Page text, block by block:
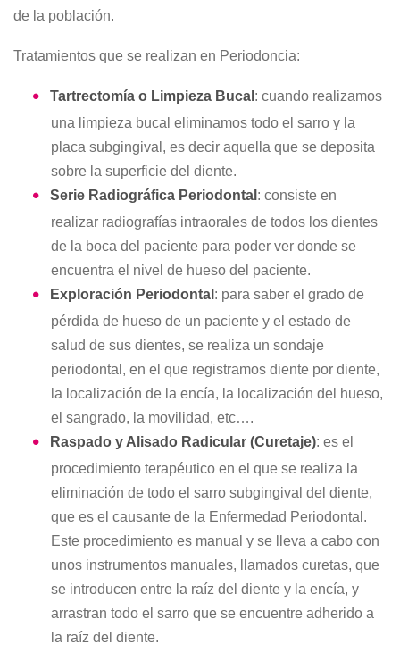
de la población.
Tratamientos que se realizan en Periodoncia:
Tartrectomía o Limpieza Bucal : cuando realizamos
una limpieza bucal eliminamos todo el sarro y la
placa subgingival, es decir aquella que se deposita
sobre la superficie del diente.
Serie Radiográfica Periodontal : consiste en
realizar radiografías intraorales de todos los dientes
de la boca del paciente para poder ver donde se
encuentra el nivel de hueso del paciente.
Exploración Periodontal : para saber el grado de
pérdida de hueso de un paciente y el estado de
salud de sus dientes, se realiza un sondaje
periodontal, en el que registramos diente por diente,
la localización de la encía, la localización del hueso,
el sangrado, la movilidad, etc….
Raspado y Alisado Radicular (Curetaje): es el
procedimiento terapéutico en el que se realiza la
eliminación de todo el sarro subgingival del diente,
que es el causante de la Enfermedad Periodontal.
Este procedimiento es manual y se lleva a cabo con
unos instrumentos manuales, llamados curetas, que
se introducen entre la raíz del diente y la encía, y
arrastran todo el sarro que se encuentre adherido a
la raíz del diente.